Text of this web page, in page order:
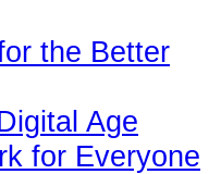
the Better
Age
for Everyone